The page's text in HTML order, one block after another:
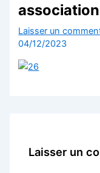
BLOG
X
Laisser un
04/12/2023
Laisser un